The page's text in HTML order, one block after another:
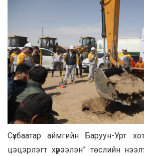
Сүхбаатар аймгийн Баруун-Урт
цэцэрлэгт хүрээлэн” төслийн